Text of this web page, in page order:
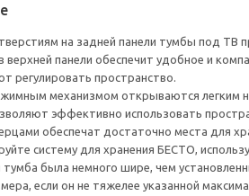
на задней панели тумбы под ТВ
верхней панели обеспечит удобное и
регулировать пространство.
механизмом открываются легким
эффективно использовать
обеспечат достаточно места для
систему для хранения БЕСТО,
была немного шире, чем
если он не тяжелее указанной